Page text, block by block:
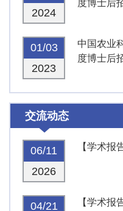
2024
度博士后
01/03
2023
中国农业
度博士后
交流动态
06/11
2026
【学术报
04/21
【学术报